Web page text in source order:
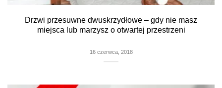
Drzwi przesuwne dwuskrzydłowe – gdy nie masz
miejsca lub marzysz o otwartej przestrzeni
16 czerwca, 2018